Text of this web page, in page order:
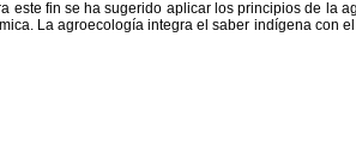
fin se ha sugerido aplicar los principios de la
La agroecología integra el saber indígena con